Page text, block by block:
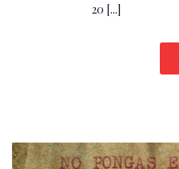
20 [...]